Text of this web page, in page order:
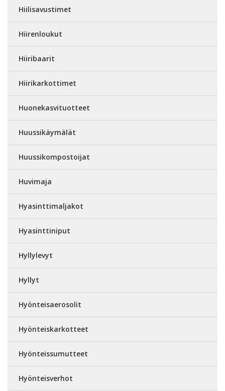
Hiilisavustimet
Hiirenloukut
Hiiribaarit
Hiirikarkottimet
Huonekasvituotteet
Huussikäymälät
Huussikompostoijat
Huvimaja
Hyasinttimaljakot
Hyasinttiniput
Hyllylevyt
Hyllyt
Hyönteisaerosolit
Hyönteiskarkotteet
Hyönteissumutteet
Hyönteisverhot